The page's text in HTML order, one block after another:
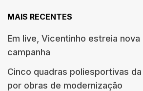
MAIS RECENTES
Em live, Vicentinho estreia nova
campanha
Cinco quadras poliesportivas
por obras de modernização